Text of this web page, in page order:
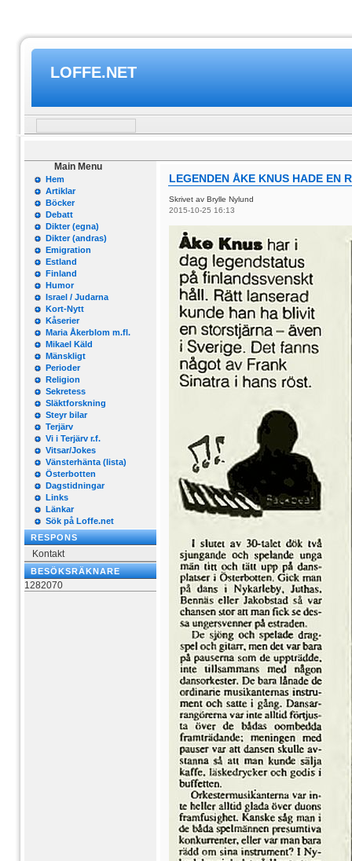
LOFFE.NET
Main Menu
Hem
Artiklar
Böcker
Debatt
Dikter (egna)
Dikter (andras)
Emigration
Estland
Finland
Humor
Israel / Judarna
Kort-Nytt
Kåserier
Maria Åkerblom m.fl.
Mikael Käld
Mänskligt
Perioder
Religion
Sekretess
Släktforskning
Steyr bilar
Terjärv
Vi i Terjärv r.f.
Vitsar/Jokes
Vänsterhänta (lista)
Österbotten
Dagstidningar
Links
Länkar
Sök på Loffe.net
RESPONS
Kontakt
BESÖKSRÄKNARE
1282070
LEGENDEN ÅKE KNUS HADE EN
Skrivet av Brylle Nylund
2015-10-25 16:13